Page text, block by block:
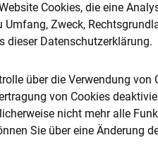
Cookies, die eine
Zweck,
dieser Datenschutzerklärung.
über die Verwendung
von Cookies
nicht mehr alle
Sie über eine Änderung